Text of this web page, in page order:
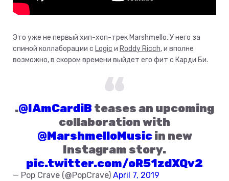
Это уже не первый хип-хоп-трек Marshmello. У него за
спиной коллаборации с Logic и Roddy Ricch, и вполне
возможно, в скором времени выйдет его фит с Карди Би.
.@IAmCardiB teases an upcoming
collaboration with
@MarshmelloMusicin new
Instagram story.
pic.twitter.com/oR51zdXQv2
— Pop Crave (@PopCrave) April 7, 2019